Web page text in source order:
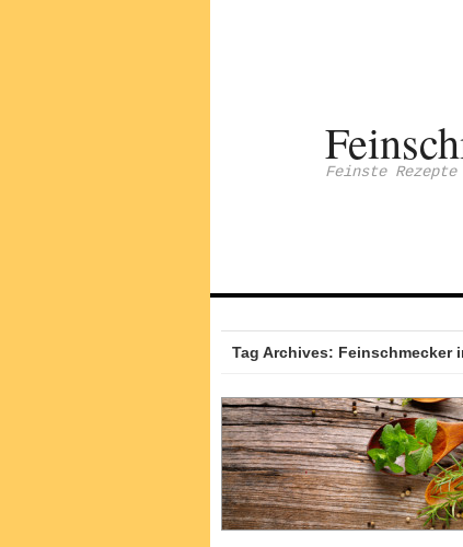
Feinste
Tag Archives: Feinschmecker